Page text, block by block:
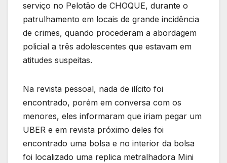
serviço no Pelotão de CHOQUE, durante o
patrulhamento em locais de grande incidência
de crimes, quando procederam a abordagem
policial a três adolescentes que estavam em
atitudes suspeitas.
Na revista pessoal, nada de ilícito foi
encontrado, porém em conversa com os
menores, eles informaram que iriam pegar um
UBER e em revista próximo deles foi
encontrado uma bolsa e no interior da bolsa
foi localizado uma replica metralhadora Mini